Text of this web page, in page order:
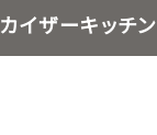
カイザーキッチ